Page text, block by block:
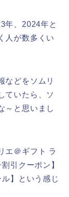
年、2024年と
人が数多くい
などをソムリ
ていたら、ソ
～と思いまし
エ＠ギフト ラ
引クーポン】
】という感じ